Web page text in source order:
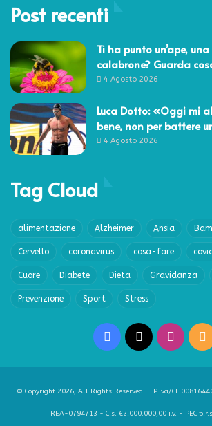
Post recenti
Ti ha punto un’ape,
calabrone? Guarda
4 Agosto 2026
Luca Dotto: «Oggi mi
bene, non per battere
4 Agosto 2026
Tag Cloud
alimentazione Alzheimer Ansia
Cervello coronavirus cosa-fare
Cuore Diabete Dieta Gravidanza
Prevenzione Sport Stress
Facebook
© Copyright 2026, All Rights Reserved | P.Iva/CF
REA-0794713 - C.s. €2.000.000,00 i.v. - PEC